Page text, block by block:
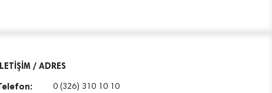
İLETİŞİM / ADRES
0 (326) 310 10 10